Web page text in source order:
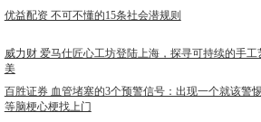
优益配资 不可不懂的15条社会潜规则
威力财 爱马仕匠心工坊登陆上海，探寻可持续的手工
美
百胜证券 血管堵塞的3个预警信号：出现一个就该警
等脑梗心梗找上门